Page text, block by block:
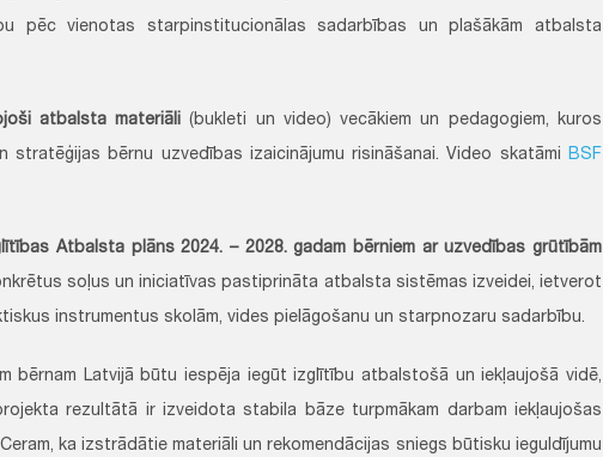
pēc vienotas starpinstitucionālas sadarbības un plašākām atbalsta
atbalsta materiāli (bukleti un video) vecākiem un pedagogiem, kuros
stratēģijas bērnu uzvedības izaicinājumu risināšanai. Video skatāmi BSF
Atbalsta plāns 2024. – 2028. gadam bērniem ar uzvedības grūtībām
soļus un iniciatīvas pastiprināta atbalsta sistēmas izveidei, ietverot
instrumentus skolām, vides pielāgošanu un starpnozaru sadarbību.
bērnam Latvijā būtu iespēja iegūt izglītību atbalstošā un iekļaujošā vidē,
rezultātā ir izveidota stabila bāze turpmākam darbam iekļaujošas
ka izstrādātie materiāli un rekomendācijas sniegs būtisku ieguldījumu